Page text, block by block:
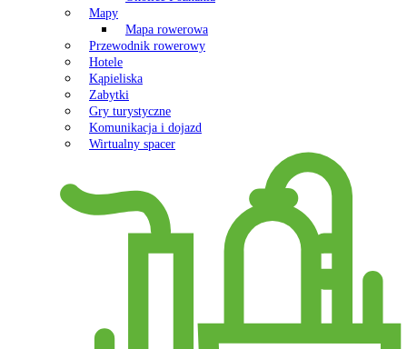
Mapy
Mapa rowerowa
Przewodnik rowerowy
Hotele
Kąpieliska
Zabytki
Gry turystyczne
Komunikacja i dojazd
Wirtualny spacer